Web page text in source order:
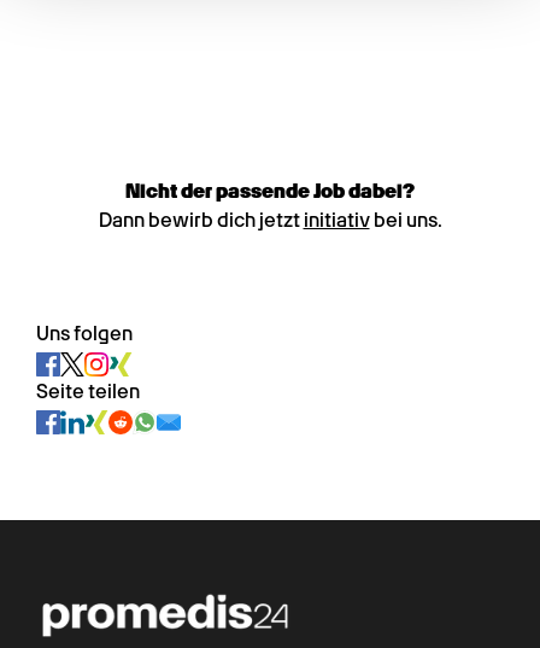
Nicht der passende Job dabei?
Dann bewirb dich jetzt initiativbei uns.
Uns folgen
Seite teilen